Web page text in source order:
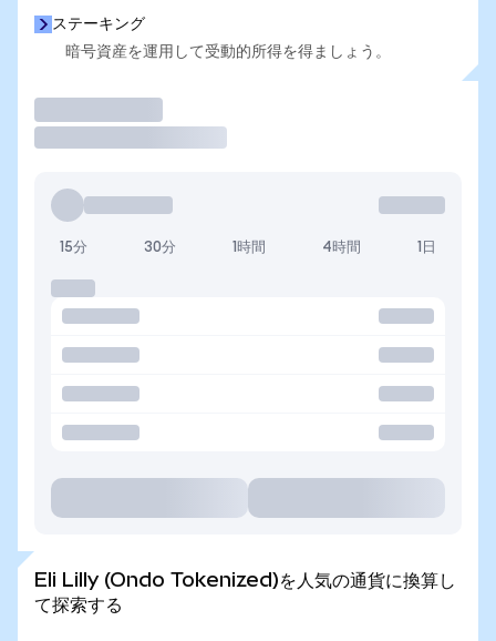
ステーキング
暗号資産を運用して受動的所得を得ましょう。
15分 30分 1時間 4時間 1日
Eli Lilly (Ondo Tokenized)を人気の通貨に換算し
て探索する